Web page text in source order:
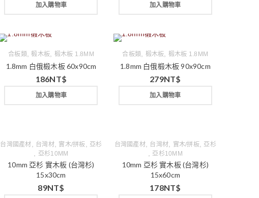
加入購物車 加入購物車
合板類,椴木板 椴木板 1.8MM
1.8mm 白俄椴木板 60x90cm
186NT$
加入購物車
合板類 椴木板 椴木板 1.8MM
1.8mm 白俄椴木板 90x90cm
279NT$
加入購物車
台灣國產材 台灣材, 實木/拼板 亞杉
亞杉10MM
10mm 亞杉 實木板 (台灣杉)
15x30cm
89NT$
台灣國產材, 台灣材 實木/拼板, 亞杉
亞杉10MM
10mm 亞杉 實木板 (台灣杉)
15x60cm
178NT$